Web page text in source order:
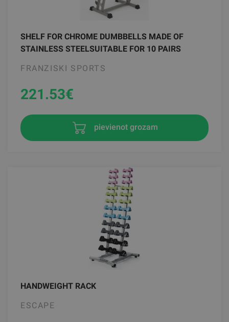
SHELF FOR CHROME DUMBBELLS MADE OF
STAINLESS STEELSUITABLE FOR 10 PAIRS
FRANZISKI SPORTS
221.53€
pievienot grozam
HANDWEIGHT RACK
ESCAPE